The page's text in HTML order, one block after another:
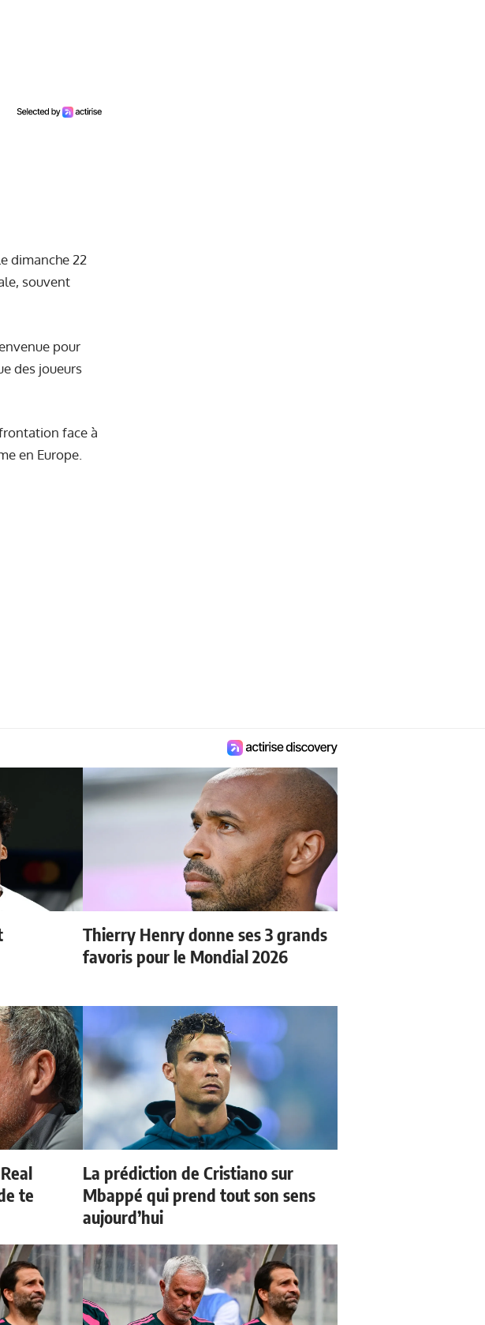
dimanche 22
souvent
pour
des joueurs
face à
en Europe.
Thierry Henry donne ses 3 grands
favoris pour le Mondial 2026
te
La prédiction de Cristiano sur
Mbappé qui prend tout son sens
aujourd’hui